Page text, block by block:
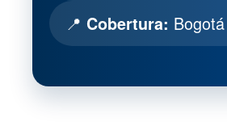
📍 Cobertura: